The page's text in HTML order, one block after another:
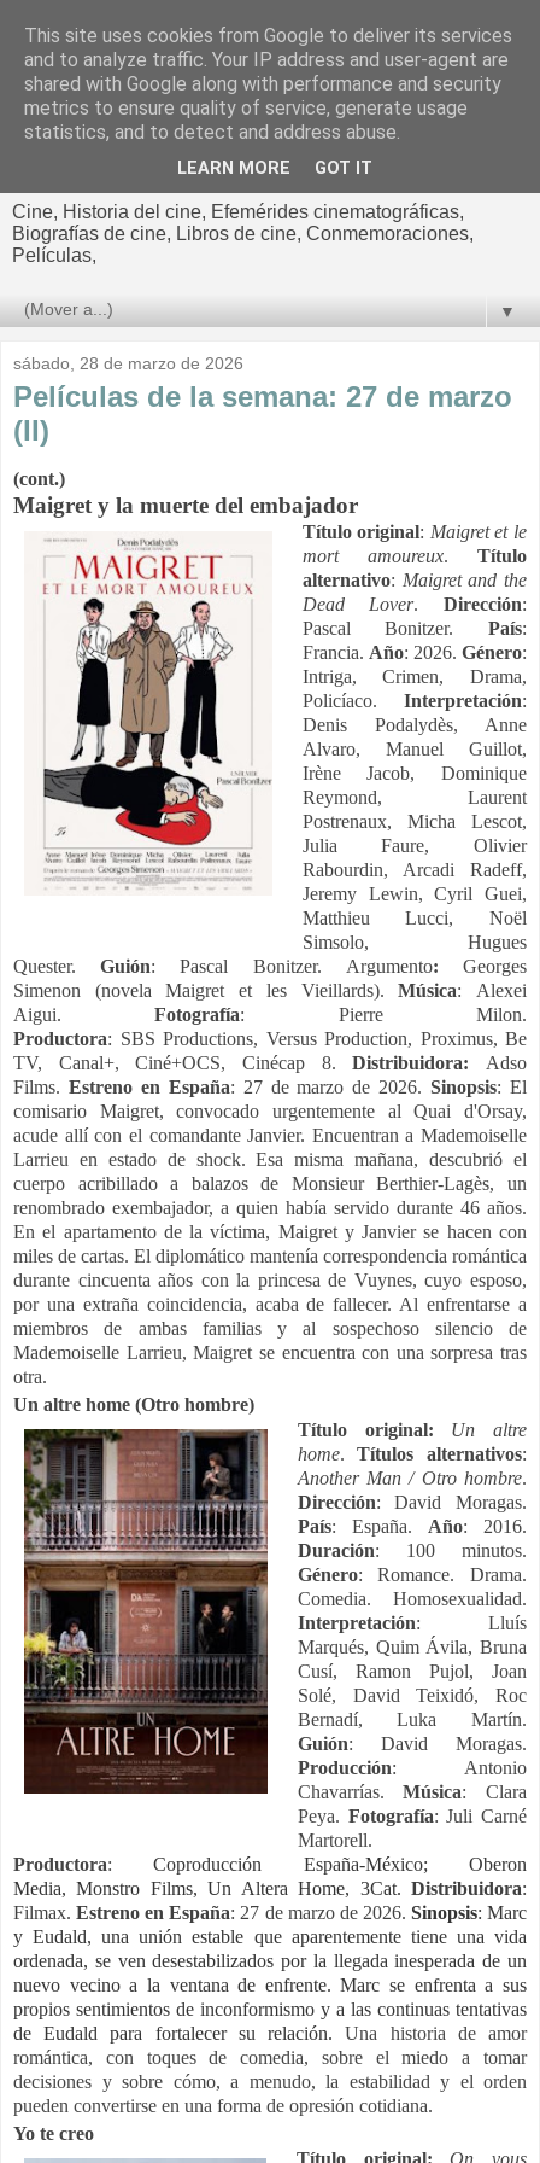
El cultural
cinematográfico de Jorge
Cine, Historia del cine, Efemérides cinematográficas,
Biografías de cine, Libros de cine, Conmemoraciones,
Películas,
▼
sábado, 28 de marzo de 2026
Películas de la semana: 27 de marzo
(II)
(cont.)
Maigret y la muerte del embajador
Título original: Maigret et le
mort amoureux.Título
alternativo: Maigret and the
Dead Lover.Dirección:
Pascal Bonitzer. País:
Francia. Año: 2026.Género:
Intriga, Crimen, Drama,
Policíaco. Interpretación:
Denis Podalydès, Anne
Alvaro, Manuel Guillot,
Irène Jacob, Dominique
Reymond, Laurent
Postrenaux, Micha Lescot,
Julia Faure, Olivier
Rabourdin, Arcadi Radeff,
Jeremy Lewin, Cyril Guei,
Matthieu Lucci, Noël
Simsolo, Hugues
Quester.Guión:Pascal Bonitzer. Argumento:
Georges
Simenon (novela Maigret et les Vieillards).Música: Alexei
Aigui.Fotografía: Pierre Milon.
Productora: SBS Productions, Versus Production, Proximus, Be
TV, Canal+,Ciné+OCS, Cinécap 8.Distribuidora:
Adso
Films. Estreno en España: 27 de marzo de 2026.Sinopsis: El
comisario Maigret, convocado urgentemente al Quai d'Orsay,
acude allí con el comandante Janvier. Encuentran a Mademoiselle
Larrieu en estado de shock. Esa misma mañana, descubrió el
cuerpo acribillado a balazos de Monsieur Berthier-Lagès, un
renombrado exembajador, a quien había servido durante 46 años.
En el apartamento de la víctima, Maigret y Janvier se hacen con
miles de cartas. El diplomático mantenía correspondencia romántica
durante cincuenta años con la princesa de Vuynes, cuyo esposo,
por una extraña coincidencia, acaba de fallecer. Al enfrentarse a
miembros de ambas familias y al sospechoso silencio de
Mademoiselle Larrieu, Maigret se encuentra con una sorpresa tras
otra.
Un altre home (Otro hombre)
Título original: Un altre
home.Títulos alternativos:
Another Man / Otro hombre.
Dirección: David Moragas.
País: España. Año: 2016.
Duración: 100 minutos.
Género: Romance. Drama.
Comedia. Homosexualidad.
Interpretación: Lluís
Marqués, Quim Ávila, Bruna
Cusí, Ramon Pujol, Joan
Solé, David Teixidó, Roc
Bernadí, Luka Martín.
Guión: David Moragas.
Producción: Antonio
Chavarrías.Música: Clara
Peya. Fotografía: Juli Carné
Martorell.
Productora:Coproducción España-México;
Oberon
Media,Monstro Films,Un Altera Home, 3Cat.Distribuidora:
Filmax.Estreno en España: 27 de marzo de 2026. Sinopsis:Marc
y Eudald, una unión estable que aparentemente tiene una vida
ordenada, se ven desestabilizados por la llegada inesperada de un
nuevo vecino a la ventana de enfrente. Marc se enfrenta a sus
propios sentimientos de inconformismo y a las continuas tentativas
de Eudald para fortalecer su relación.Una historia de amor
romántica, con toques de comedia, sobre el miedo a tomar
decisiones y sobre cómo, a menudo, la estabilidad y el orden
pueden convertirse en una forma de opresión cotidiana.
Yo te creo
Título original:
On vous
This site uses cookies from Google to deliver its services
and to analyze traffic. Your IP address and user-agent are
shared with Google along with performance and security
metrics to ensure quality of service, generate usage
statistics, and to detect and address abuse.
LEARN MORE GOT IT